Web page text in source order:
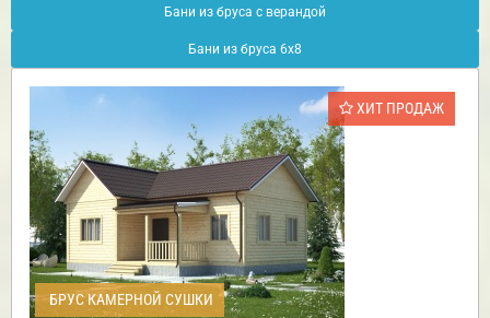
Бани из бруса с верандой
Бани из бруса 6х8
ХИТ ПРОДАЖ
БРУС КАМЕРНОЙ СУШКИ